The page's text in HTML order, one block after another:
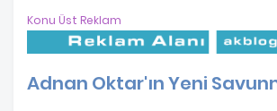
Konu Üst Reklam
Adnan Oktar'ın Yeni